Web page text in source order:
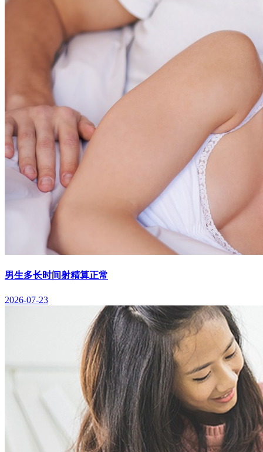
男生多长时间射精算正常
2026-07-23